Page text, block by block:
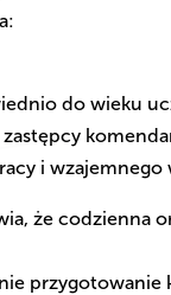
do wieku
i wzajemnego
że codzienna
przygotowanie